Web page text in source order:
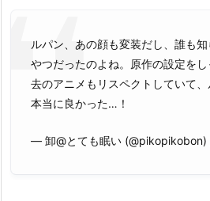
ルパン、あの顔も変装だし、誰も
やつだったのよね。原作の設定を
去のアニメもリスペクトしていて、
本当に良かった…！
— 卸@とても眠い (@pikopikobon)